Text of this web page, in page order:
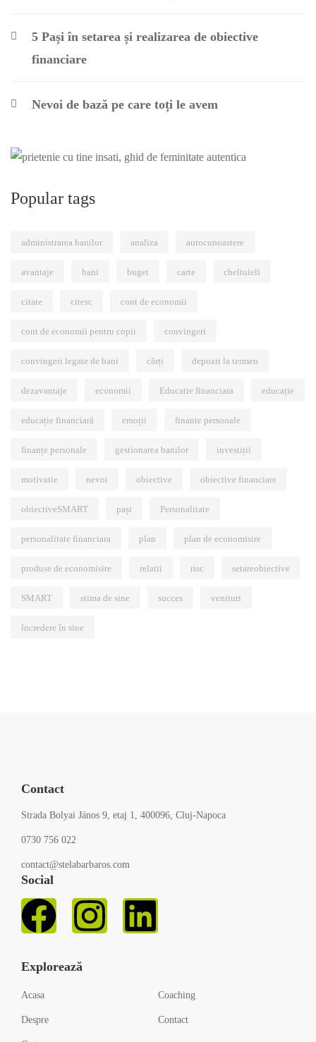
5 Pași în setarea și realizarea de obiective
financiare
Nevoi de bază pe care toți le avem
Popular tags
administrarea banilor analiza autocunoastere
avantaje bani buget carte cheltuieli
citate citesc cont de economii
cont de economii pentru copii convingeri
convingeri legate de bani cărți depozit la termen
dezavantaje economii Educatie financiara educație
educație financiară emoții finante personale
finanțe personale gestionarea banilor investiții
motivatie nevoi obiective obiective financiare
obiectiveSMART pași Personalitate
personalitate financiara plan plan de economisire
produse de economisire relatii risc setareobiective
SMART stima de sine succes venituri
încredere în sine
Contact
Strada Bolyai János 9, etaj 1, 400096, Cluj-Napoca
0730 756 022
contact@stelabarbaros.com
Social
Explorează
Acasa Coaching
Despre Contact